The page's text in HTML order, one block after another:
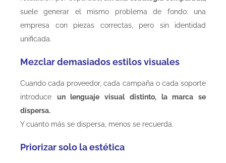
suele generar el mismo problema de fondo: una
empresa con piezas correctas, pero sin identidad
unificada.
Mezclar demasiados estilos visuales
Cuando cada proveedor, cada campaña o cada soporte
introduce un lenguaje visual distinto, la marca se
dispersa.
Y cuanto más se dispersa, menos se recuerda.
Priorizar solo la estética